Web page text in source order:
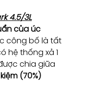
4.5/3L
của úc
công bố là tất
hệ thống xả 1
chia giữa
(70%)